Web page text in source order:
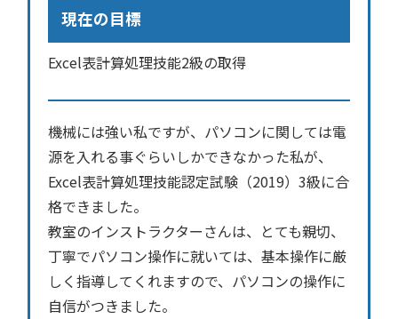
現在の目標
Excel表計算処理技能2級の取得
機械には強い私ですが、パソコンに関しては電
源を入れる事ぐらいしかできなかった私が、
Excel表計算処理技能認定試験（2019）3級に合
格できました。
教室のインストラクターさんは、とても親切、
丁寧でパソコン操作に就いては、基本操作に厳
しく指導してくれますので、パソコンの操作に
自信がつきました。